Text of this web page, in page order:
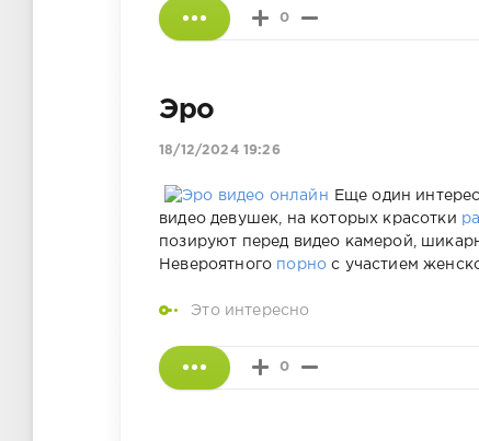
0
Эро
18/12/2024 19:26
Еще один
видео девушек, на которых красотки
позируют перед видео камерой,
Невероятного порно с участием
Это интересно
0